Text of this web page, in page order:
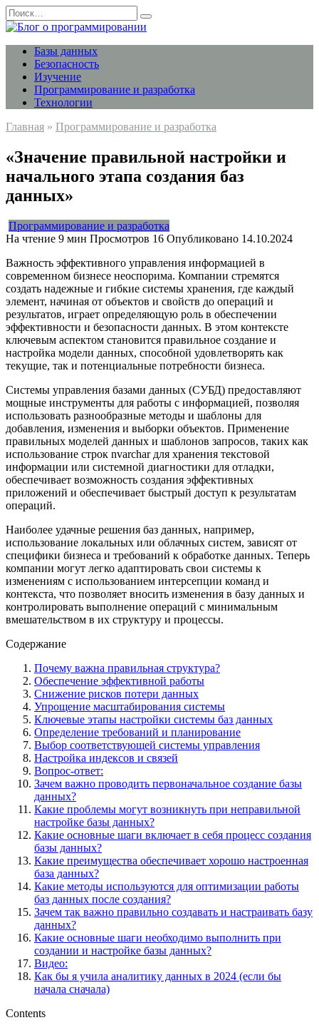
Перейти
к
содержанию
Search
for:
Базы данных
Безопасность
Изучение
Программирование и разработка
Технологии
Главная » Программирование и разработка
«Значение правильной настройки и
начального этапа создания баз
данных»
Программирование и разработка
На чтение 9 мин Просмотров 16 Опубликовано 14.10.2024
Важность эффективного управления информацией в
современном бизнесе неоспорима. Компании стремятся
создать надежные и гибкие системы хранения, где каждый
элемент, начиная от объектов и свойств до операций и
результатов, играет определяющую роль в обеспечении
эффективности и безопасности данных. В этом контексте
ключевым аспектом становится правильное создание и
настройка модели данных, способной удовлетворять как
текущие, так и потенциальные потребности бизнеса.
Системы управления базами данных (СУБД) предоставляют
мощные инструменты для работы с информацией, позволяя
использовать разнообразные методы и шаблоны для
добавления, изменения и выборки объектов. Применение
правильных моделей данных и шаблонов запросов, таких как
использование строк nvarchar для хранения текстовой
информации или системной диагностики для отладки,
обеспечивает возможность создания эффективных
приложений и обеспечивает быстрый доступ к результатам
операций.
Наиболее удачные решения баз данных, например,
использование локальных или облачных систем, зависят от
специфики бизнеса и требований к обработке данных. Теперь
компании могут легко адаптировать свои системы к
изменениям с использованием интерсепции команд и
контекста, что позволяет вносить изменения в базу данных и
контролировать выполнение операций с минимальным
вмешательством в их структуру и процессы.
Содержание
Почему важна правильная структура?
Обеспечение эффективной работы
Снижение рисков потери данных
Упрощение масштабирования системы
Ключевые этапы настройки системы баз данных
Определение требований и планирование
Выбор соответствующей системы управления
Настройка индексов и связей
Вопрос-ответ:
Зачем важно проводить первоначальное создание базы
данных?
Какие проблемы могут возникнуть при неправильной
настройке базы данных?
Какие основные шаги включает в себя процесс создания
базы данных?
Какие преимущества обеспечивает хорошо настроенная
база данных?
Какие методы используются для оптимизации работы
баз данных после создания?
Зачем так важно правильно создавать и настраивать базу
данных?
Какие основные шаги необходимо выполнить при
создании и настройке базы данных?
Видео:
Как бы я учила аналитику данных в 2024 (если бы
начала сначала)
Contents